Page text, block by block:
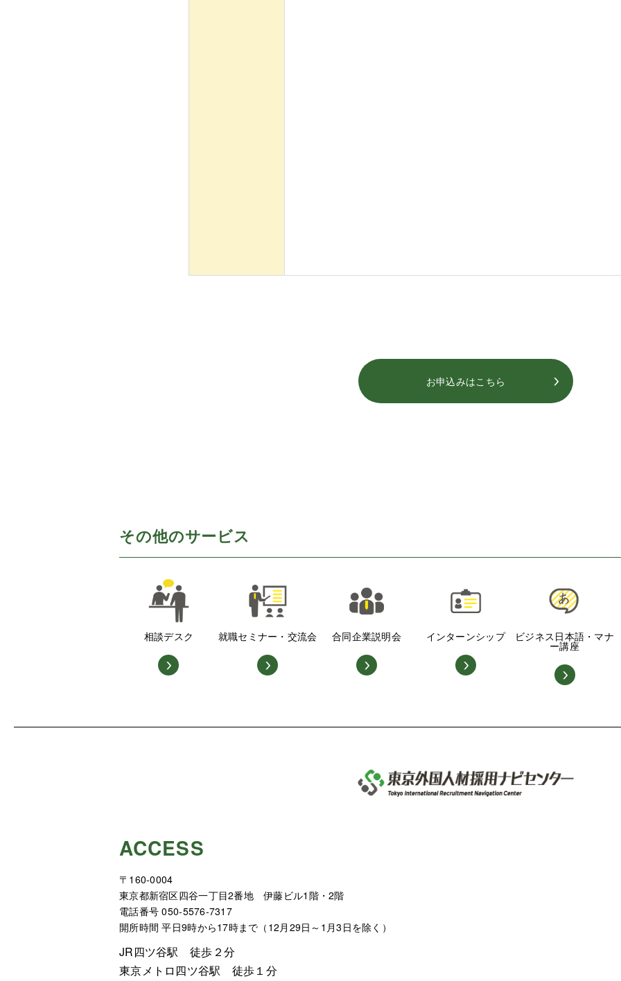
お申込みはこちら
その他のサービス
相談デスク 就職セミナー・交流会 合同企業説明会 インターンシップ ビジネス日本語・マナ
ー講座
ACCESS
〒160-0004
東京都新宿区四谷一丁目2番地 伊藤ビル1階・2階
電話番号 050-5576-7317
開所時間 平日9時から17時まで（12月29日～1月3日を除く）
JR四ツ谷駅 徒歩２分
東京メトロ四ツ谷駅 徒歩１分